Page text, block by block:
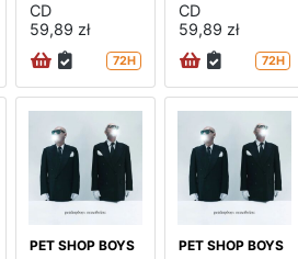
CD
59,89 zł
72H
CD
59,89 zł
72H
PET SHOP BOYS
PET SHOP BOYS